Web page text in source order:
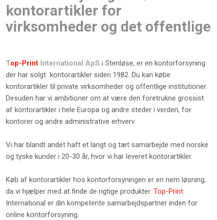
kontorartikler for
virksomheder og det offentlige
Top-PrintInternational ApS i Stenløse, er en kontorforsyning
der har solgt kontorartikler siden 1982. Du kan købe
kontorartikler til private virksomheder og offentlige institutioner.
Desuden har vi ambitioner om at være den foretrukne grossist
af kontorartikler i hele Europa og andre steder i verden, for
kontorer og andre administrative erhverv.
Vi har blandt andet haft et langt og tæt samarbejde med norske
og tyske kunder i 20-30 år, hvor vi har leveret kontorartikler.
Køb af kontorartikler hos kontorforsyningen er en nem løsning,
da vi hjælper med at finde de rigtige produkter. Top-Print
International er din kompetente samarbejdspartner inden for
online kontorforsyning.